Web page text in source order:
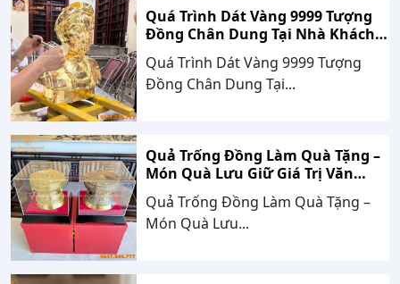
Quá Trình Dát Vàng 9999 Tượng
Đồng Chân Dung Tại Nhà Khách
Hàng Nghệ An
Quá Trình Dát Vàng 9999 Tượng
Đồng Chân Dung Tại...
Quả Trống Đồng Làm Quà Tặng –
Món Quà Lưu Giữ Giá Trị Văn
Hóa, Gắn Kết Thành Công
Quả Trống Đồng Làm Quà Tặng –
Món Quà Lưu...